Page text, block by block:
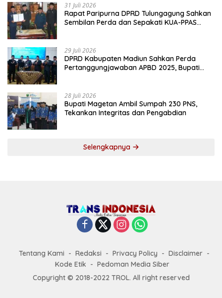
31 Juli 2026
Rapat Paripurna DPRD Tulungagung Sahkan
Sembilan Perda dan Sepakati KUA-PPAS
29 Juli 2026
DPRD Kabupaten Madiun Sahkan Perda
Pertanggungjawaban APBD 2025, Bupati
28 Juli 2026
Bupati Magetan Ambil Sumpah 230 PNS,
Tekankan Integritas dan Pengabdian
Selengkapnya
Tentang Kami Redaksi Privacy Policy
Disclaimer
Kode Etik
Pedoman Media Siber
Copyright © 2018-2022 TROL. All right reserved